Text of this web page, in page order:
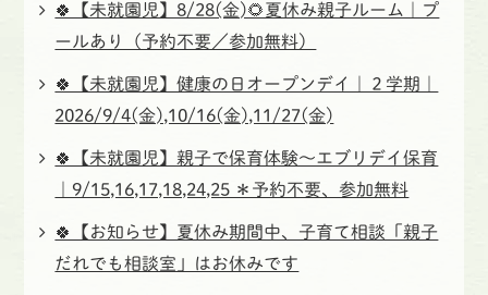
🍀【未就園児】8/28(金)🌻夏休み親子ルーム｜プ
ールあり（予約不要／参加無料）
🍀【未就園児】健康の日オープンデイ｜２学期｜
2026/9/4(金),10/16(金),11/27(金)
🍀【未就園児】親子で保育体験〜エブリデイ保育
｜9/15,16,17,18,24,25 ＊予約不要、参加無料
🍀【お知らせ】夏休み期間中、子育て相談「親子
だれでも相談室」はお休みです